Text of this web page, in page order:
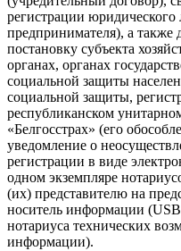
регистрации
предпринимателя), а
постановку субъекта
органах, органах
социальной защиты
социальной защиты,
республиканском
«Белгосстрах» (его
уведомление о
регистрации в виде
одном экземпляре
(их) представителю на
носитель информации
нотариуса технических
информации).